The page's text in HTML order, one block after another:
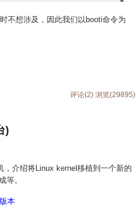
不想涉及，因此我们以booti命令为
评论(2) 浏览(29895)
)
，介绍将Linux kernel移植到一个新的
等。
本